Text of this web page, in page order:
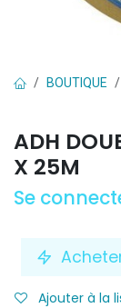
BOUTIQUE
ADH
X 25M
Se
Ajouter à la